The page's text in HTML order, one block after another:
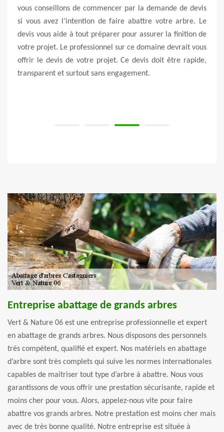
vous conseillons de commencer par la demande de devis
si vous avez l’intention de faire abattre votre arbre. Le
devis vous aide à tout préparer pour assurer la finition de
votre projet. Le professionnel sur ce domaine devrait vous
offrir le devis de votre projet. Ce devis doit être rapide,
transparent et surtout sans engagement.
Entreprise abattage de grands arbres
Vert & Nature 06 est une entreprise professionnelle et expert
en abattage de grands arbres. Nous disposons des personnels
très compétent, qualifié et expert. Nos matériels en abattage
d’arbre sont très complets qui suive les normes internationales
capables de maitriser tout type d’arbre à abattre. Nous vous
garantissons de vous offrir une prestation sécurisante, rapide et
moins cher pour vous. Alors, appelez-nous vite pour faire
abattre vos grands arbres. Notre prestation est moins cher mais
avec de très bonne qualité. Notre entreprise est située à